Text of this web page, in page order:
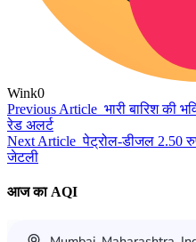
Wink0
Previous Article भारी बारिश की
रेड अलर्ट
Next Article पेट्रोल-डीजल 2.50
जेटली
आज का AQI